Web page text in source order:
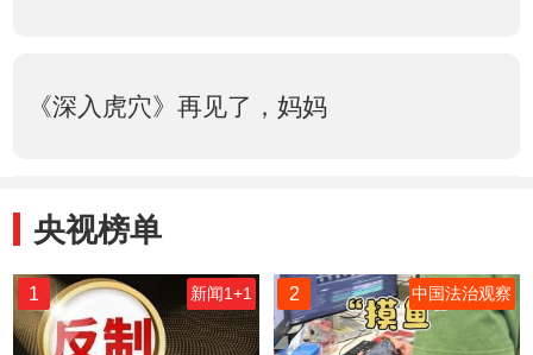
《深入虎穴》再见了，妈妈
央视榜单
1 新闻1+1 2 中国法治观察